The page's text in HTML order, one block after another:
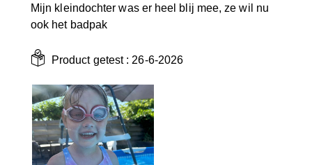
Mijn kleindochter was er heel blij mee, ze wil nu
ook het badpak
Product getest :26-6-2026